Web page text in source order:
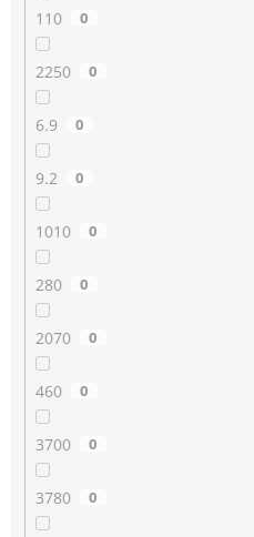
110 0
2250 0
6.9 0
9.2 0
1010 0
280 0
2070 0
460 0
3700 0
3780 0